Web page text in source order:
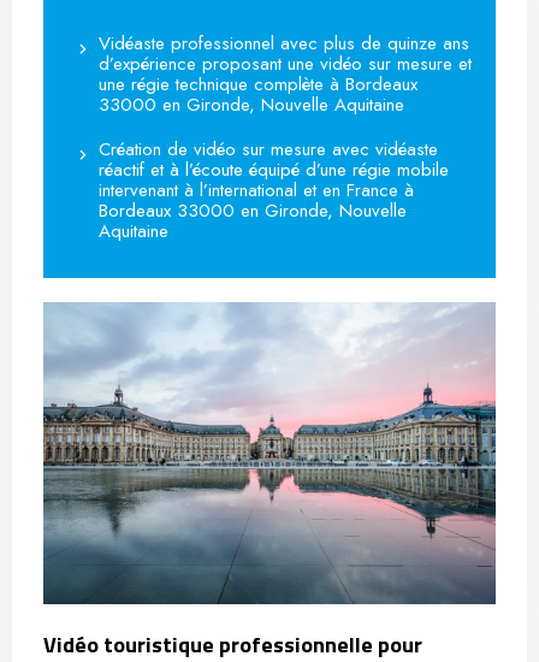
Vidéaste professionnel avec plus de quinze ans
d’expérience proposant une vidéo sur mesure et
une régie technique complète à Bordeaux
33000 en Gironde, Nouvelle Aquitaine
Création de vidéo sur mesure avec vidéaste
réactif et à l’écoute équipé d’une régie mobile
intervenant à l’international et en France à
Bordeaux 33000 en Gironde, Nouvelle
Aquitaine
Vidéo touristique professionnelle pour